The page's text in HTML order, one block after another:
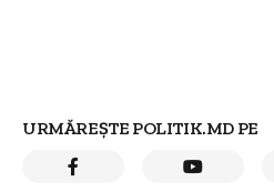
URMĂREȘTE POLITIK.MD PE